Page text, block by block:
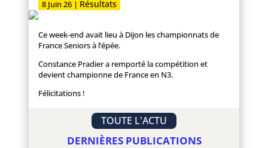
8 Juin 26 | Résultats
Ce week-end avait lieu à Dijon les championnats de
France Seniors à l’épée.
Constance Pradier a remporté la compétition et
devient championne de France en N3.
Félicitations !
TOUTE L'ACTU
DERNIÈRES PUBLICATIONS